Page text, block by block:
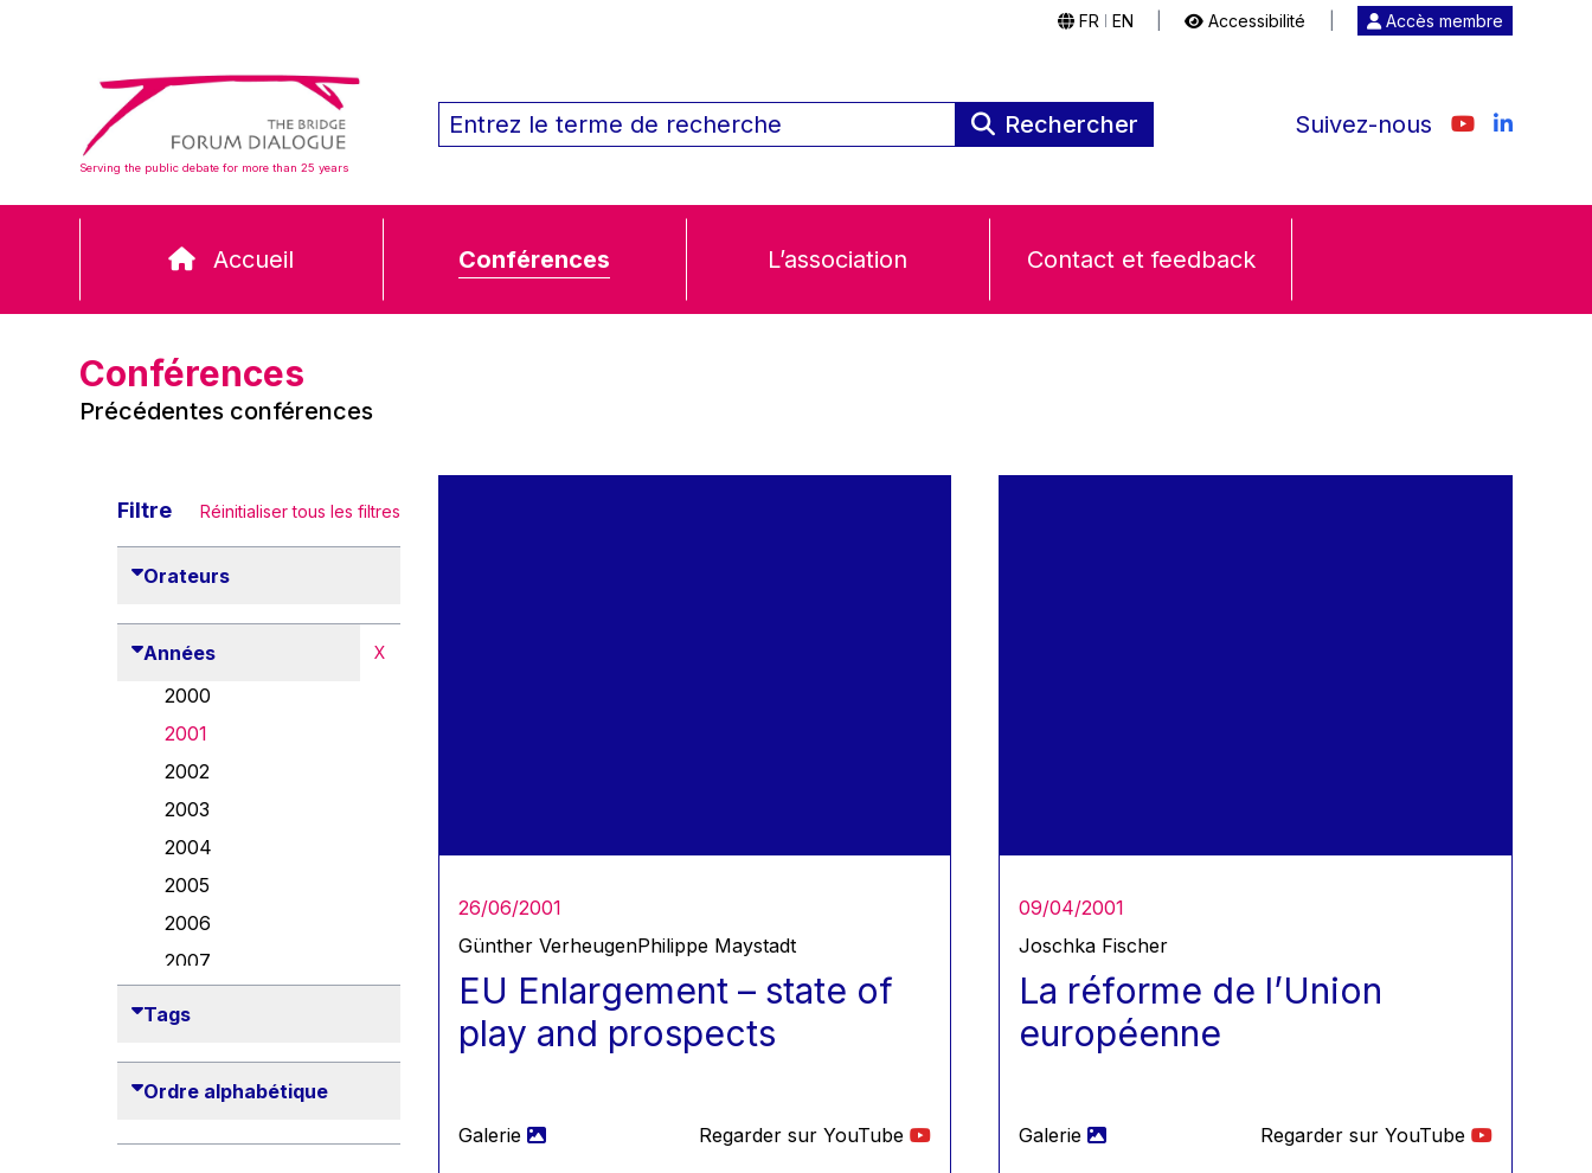
FR EN Accessibilité Accès membre
Serving the public debate for more than 25 years
Rechercher Suivez-nous
Accueil Conférences L’association Contact et feedback
Conférences
Précédentes conférences
Filtre Réinitialiser tous les filtres
Orateurs
Années X
2000
2001
2002
2003
2004
2005
2006
2007
2012
Tags
Ordre alphabétique
26/06/2001
Günther VerheugenPhilippe Maystadt
EU Enlargement – state of
play and prospects
Galerie Regarder sur YouTube
09/04/2001
Joschka Fischer
La réforme de l’Union
européenne
Galerie Regarder sur YouTube